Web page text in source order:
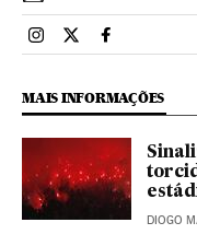
Esportes El País
Esportes El País
Esportes El
MAIS INFORMAÇÕES
DIOGO